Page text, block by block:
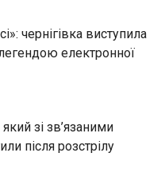
чернігівка виступила
електронної
зі зв’язаними
після розстрілу